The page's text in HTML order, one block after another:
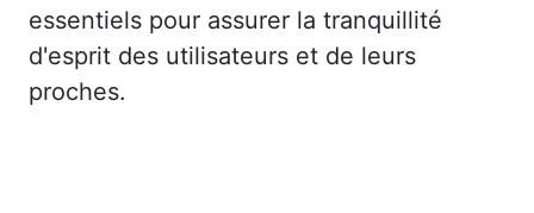
essentiels pour assurer la tranquillité
d'esprit des utilisateurs et de leurs
proches.